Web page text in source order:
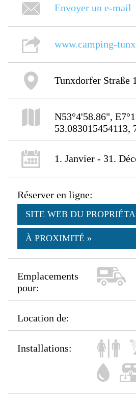
Envoyer un e-mail
www.camping-
Tunxdorfer Straße
N53°4'58.86",
53.083015454113,
1. Janvier - 31.
Réserver en ligne:
SITE WEB DU
À PROXIMITÉ »
Emplacements
pour:
Location de:
Installations: